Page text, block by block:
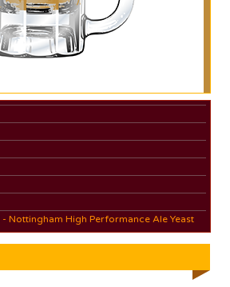
Nottingham High Performance Ale Yeast